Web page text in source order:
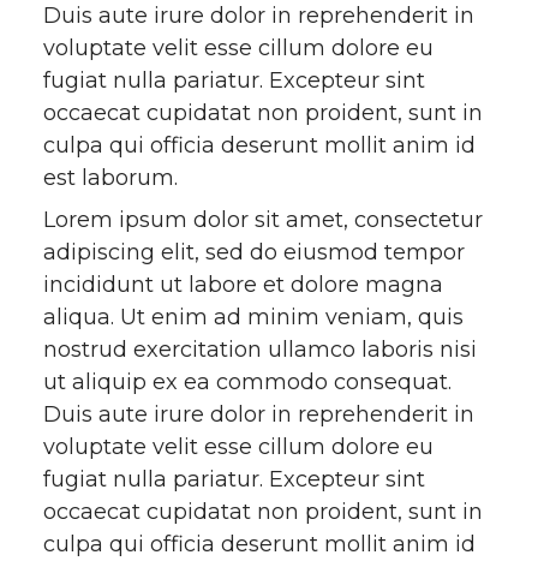
Duis aute irure dolor in reprehenderit in
voluptate velit esse cillum dolore eu
fugiat nulla pariatur. Excepteur sint
occaecat cupidatat non proident, sunt in
culpa qui officia deserunt mollit anim id
est laborum.
Lorem ipsum dolor sit amet, consectetur
adipiscing elit, sed do eiusmod tempor
incididunt ut labore et dolore magna
aliqua. Ut enim ad minim veniam, quis
nostrud exercitation ullamco laboris nisi
ut aliquip ex ea commodo consequat.
Duis aute irure dolor in reprehenderit in
voluptate velit esse cillum dolore eu
fugiat nulla pariatur. Excepteur sint
occaecat cupidatat non proident, sunt in
culpa qui officia deserunt mollit anim id